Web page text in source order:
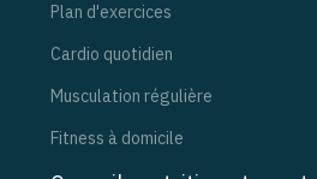
Plan d'exercices
Cardio quotidien
Musculation régulière
Fitness à domicile